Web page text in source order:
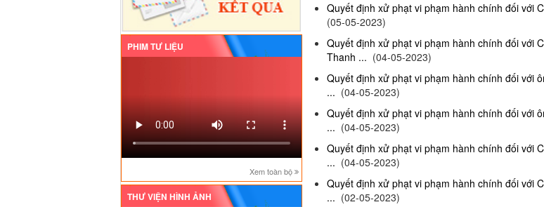
PHIM TƯ LIỆU
Xem toàn bộ
THƯ VIỆN HÌNH ẢNH
Quyết định xử phạt vi phạm hành chính đối với
(05-05-2023)
Quyết định xử phạt vi phạm hành chính đối với
Thanh ... (04-05-2023)
Quyết định xử phạt vi phạm hành chính đối với
... (04-05-2023)
Quyết định xử phạt vi phạm hành chính đối với
... (04-05-2023)
Quyết định xử phạt vi phạm hành chính đối với
... (04-05-2023)
Quyết định xử phạt vi phạm hành chính đối với
... (02-05-2023)